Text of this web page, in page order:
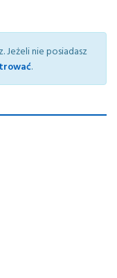
Jeżeli nie posiadasz
.